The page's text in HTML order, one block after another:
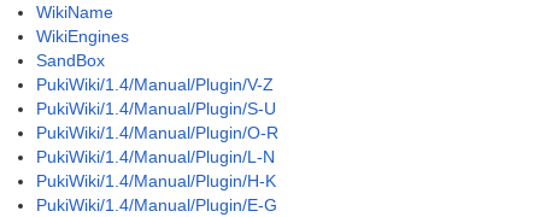
WikiName
WikiEngines
SandBox
PukiWiki/1.4/Manual/Plugin/V-Z
PukiWiki/1.4/Manual/Plugin/S-U
PukiWiki/1.4/Manual/Plugin/O-R
PukiWiki/1.4/Manual/Plugin/L-N
PukiWiki/1.4/Manual/Plugin/H-K
PukiWiki/1.4/Manual/Plugin/E-G